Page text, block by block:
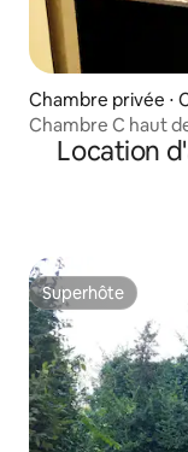
Chambre privée ⋅
Chambre C haut
zoo avec parking
Location
Superhôte
Superhôte